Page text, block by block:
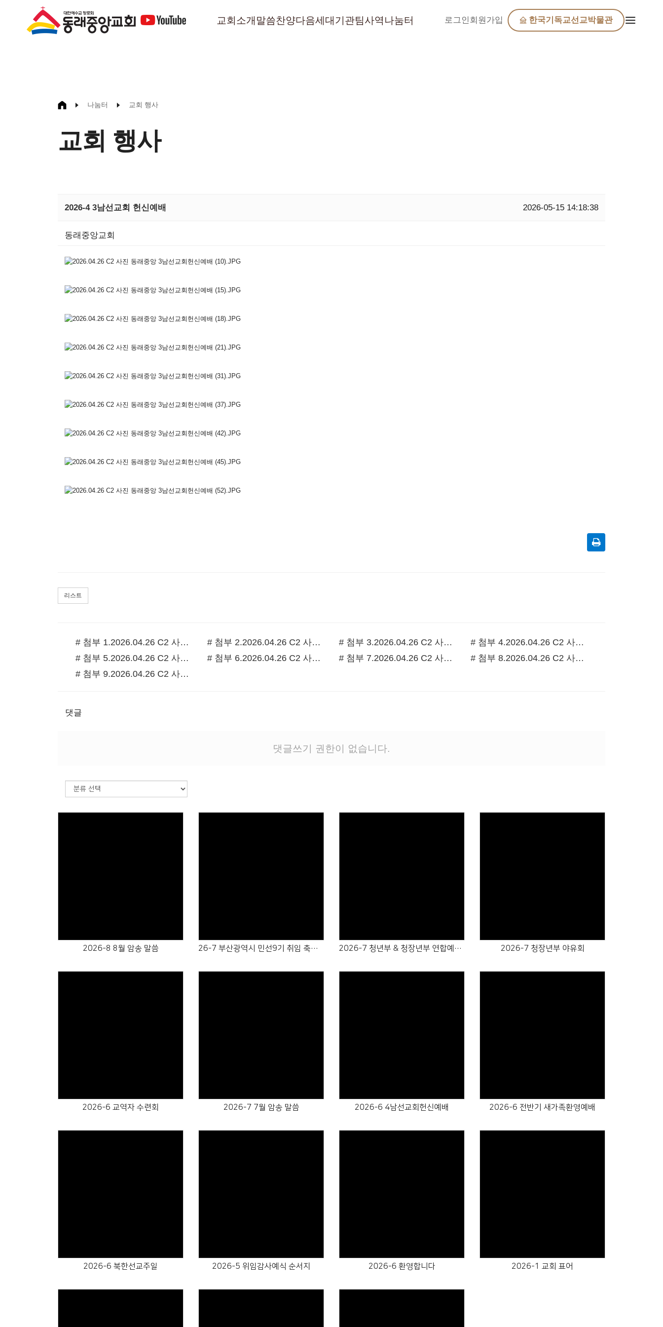
교회소개 말씀찬양다음세대기관팀사역 나눔터 로그인회원가입 한국기독교선교박물관
나눔터 교회 행사
교회 행사
2026-4 3남선교회 헌신예배 2026-05-15 14:18:38
동래중앙교회
리스트
# 첨부 1.2026.04.26 C2 사진 동래중앙 3남선교회헌신예배 (10).JPG # 첨부 2.2026.04.26 C2 사진 동래중앙 3남선교회헌신예배 (15).JPG # 첨부 3.2026.04.26 C2 사진 동래중앙 3남선교회헌신예배 (18).JPG
# 첨부 4.2026.04.26 C2 사진 동래중앙 3남선교회헌신예배 (21).JPG
# 첨부 5.2026.04.26 C2 사진 동래중앙 3남선교회헌신예배 (31).JPG
# 첨부 6.2026.04.26 C2 사진 동래중앙 3남선교회헌신예배 (37).JPG # 첨부 7.2026.04.26 C2 사진 동래중앙 3남선교회헌신예배 (42).JPG
# 첨부 8.2026.04.26 C2 사진 동래중앙 3남선교회헌신예배 (45).JPG
# 첨부 9.2026.04.26 C2 사진 동래중앙 3남선교회헌신예배 (52).JPG
댓글
댓글쓰기 권한이 없습니다.
2026-8 8월 암송 말씀 26-7 부산광역시 민선9기 취임 축하 감사예배 순서지 2026-7 청년부 & 청장년부 연합예배 홍보영상 2026-7 청장년부 야유회
2026-6 교역자 수련회 2026-7 7월 암송 말씀 2026-6 4남선교회헌신예배 2026-6 전반기 새가족환영예배
2026-6 북한선교주일 2026-5 위임감사예식 순서지 2026-6 환영합니다 2026-1 교회 표어